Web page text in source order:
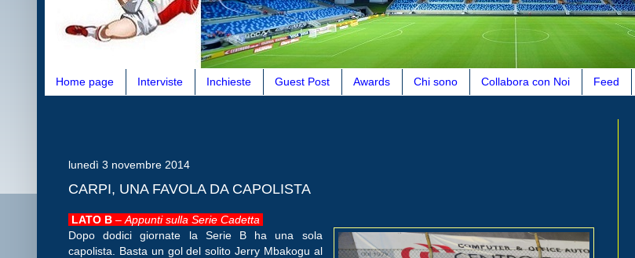
Home page Interviste Inchieste Guest Post Awards Chi sono Collabora con Noi Feed
lunedì 3 novembre 2014
CARPI, UNA FAVOLA DA CAPOLISTA
LATO B – Appunti sulla Serie Cadetta
Dopo dodici giornate la Serie B ha una sola
capolista. Basta un gol del solito Jerry Mbakogu al